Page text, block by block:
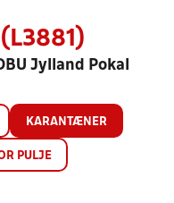
(L3881)
Jylland Pokal
KARANTÆNER
PULJE